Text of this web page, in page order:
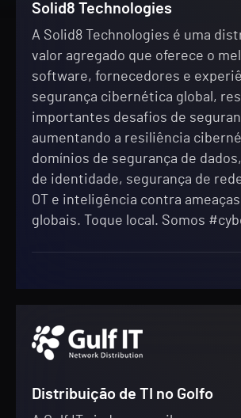
Solid8 Technologies
A Solid8 Technologies é uma
valor agregado que oferece o
software, fornecedores e
segurança cibernética global,
importantes desafios de
aumentando a resiliência
domínios de segurança de
de identidade, segurança de
OT e inteligência contra
globais. Toque local. Somos
Distribuição de TI no Golfo